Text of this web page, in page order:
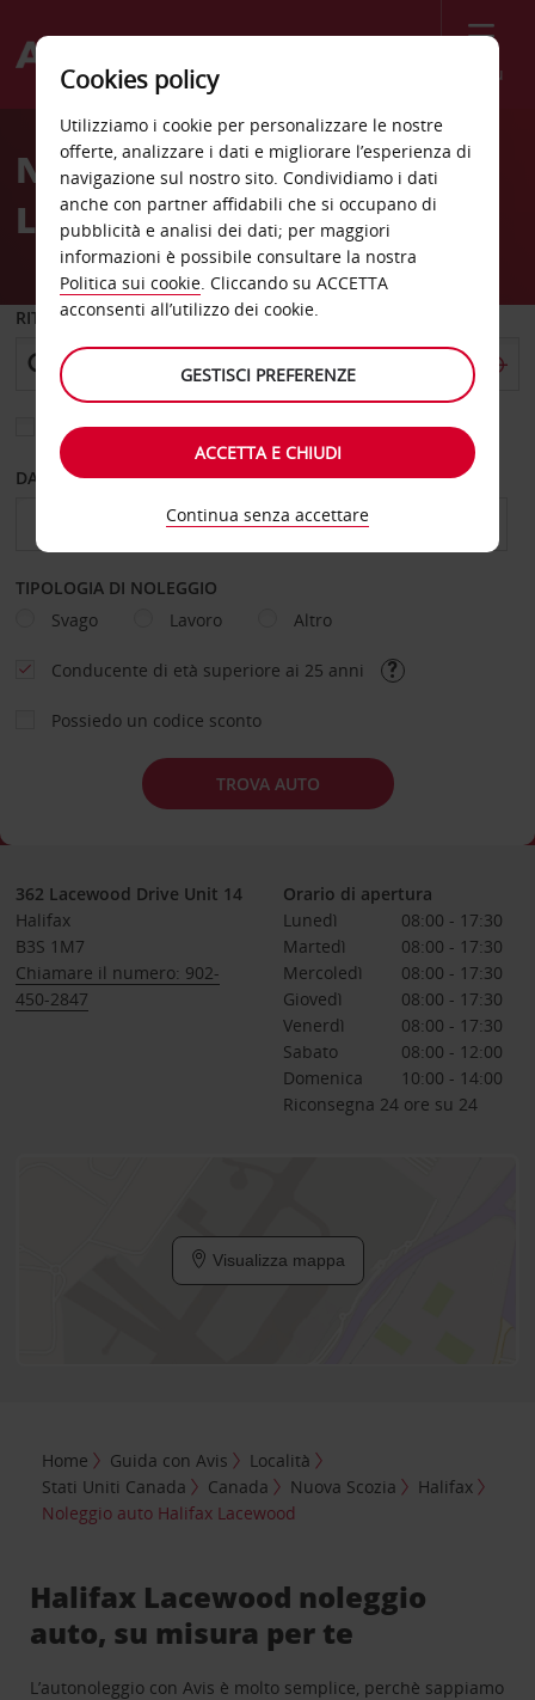
Menù
Welcome
AvisNoleggio auto Halifax
Lacewood
RITIRO DA
Scegli una località di riconsegna diversa
DAL GIORNO AL GIORNO
TIPOLOGIA DI NOLEGGIO
Svago
Lavoro Altro
Conducente di età superiore ai 25 anni
Possiedo un codice sconto
TROVA AUTO
362 Lacewood Drive Unit 14
Halifax
B3S 1M7
Chiamare il numero: 902-
450-2847
Orario di apertura
Lunedì
08:00 - 17:30
Martedì
08:00 - 17:30
Mercoledì
08:00 - 17:30
Giovedì
08:00 - 17:30
Venerdì
08:00 - 17:30
Sabato
08:00 - 12:00
Domenica
10:00 - 14:00
Riconsegna 24 ore su 24
Visualizza mappa
Home Guida con Avis
Località
Stati Uniti Canada
Canada Nuova Scozia
Halifax
Noleggio auto Halifax Lacewood
Halifax Lacewood noleggio
auto, su misura per te
L’autonoleggio con Avis è molto semplice, perchè sappiamo
Cookies policy
Utilizziamo i cookie per personalizzare le nostre
offerte, analizzare i dati e migliorare l’esperienza di
navigazione sul nostro sito. Condividiamo i dati
anche con partner affidabili che si occupano di
pubblicità e analisi dei dati; per maggiori
informazioni è possibile consultare la nostra
Politica sui cookie. Cliccando su ACCETTA
acconsenti all’utilizzo dei cookie.
GESTISCI PREFERENZE
ACCETTA E CHIUDI
Continua senza accettare